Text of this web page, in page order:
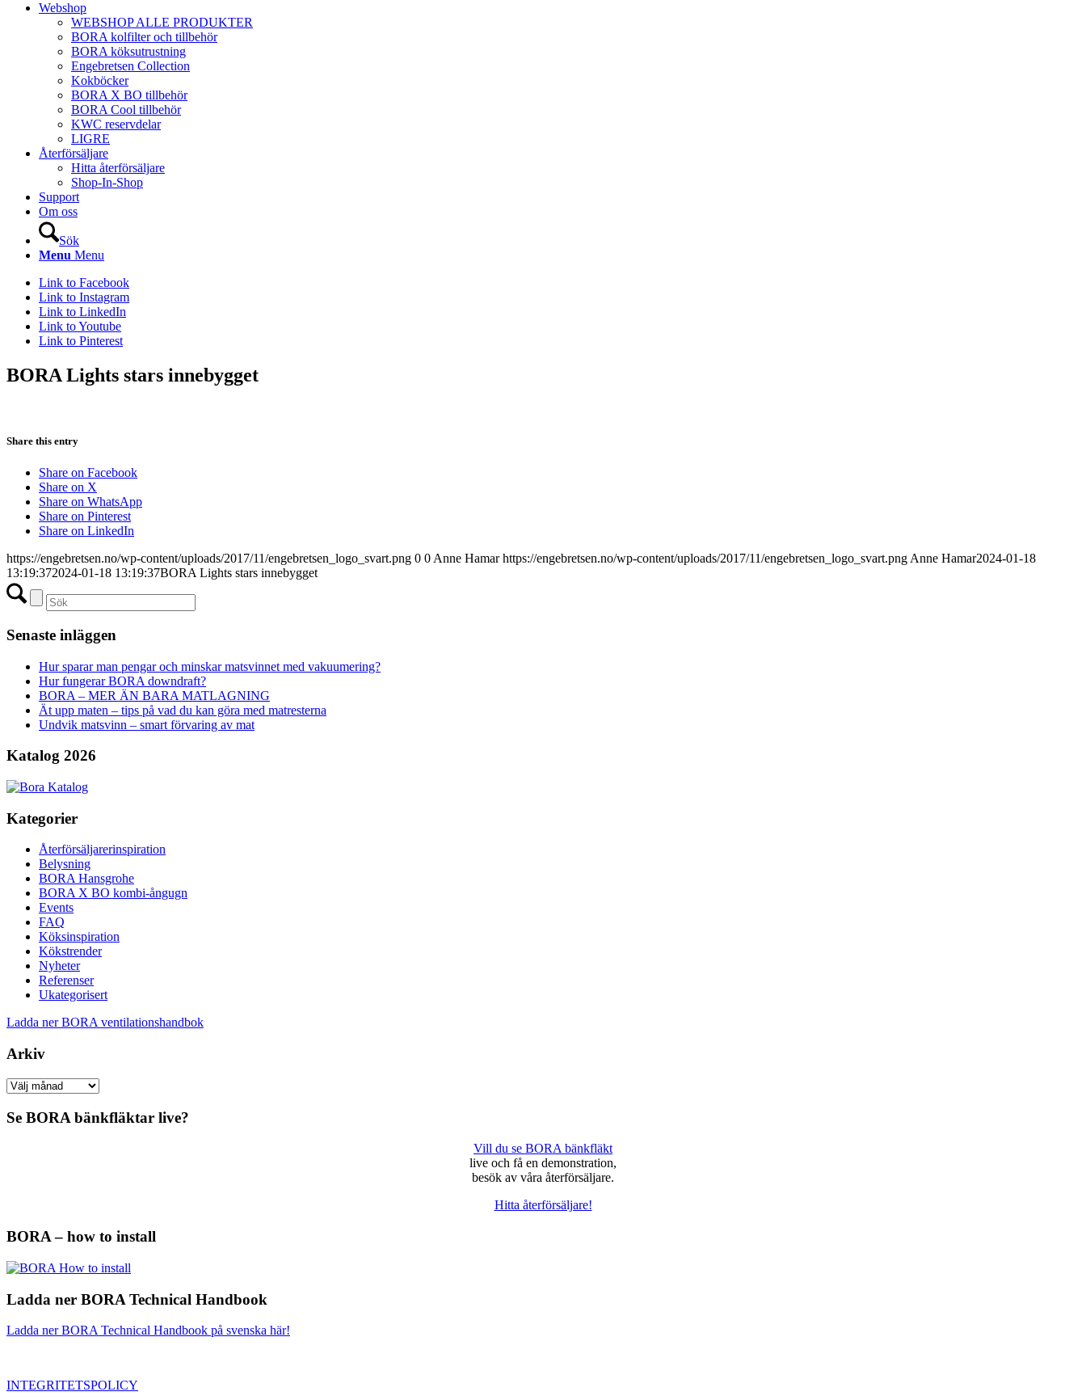
Webshop
WEBSHOP ALLE PRODUKTER
BORA kolfilter och tillbehör
BORA köksutrustning
Engebretsen Collection
Kokböcker
BORA X BO tillbehör
BORA Cool tillbehör
KWC reservdelar
LIGRE
Återförsäljare
Hitta återförsäljare
Shop-In-Shop
Support
Om oss
Sök
Menu Menu
Link to Facebook
Link to Instagram
Link to LinkedIn
Link to Youtube
Link to Pinterest
BORA Lights stars innebygget
Share this entry
Share on Facebook
Share on X
Share on WhatsApp
Share on Pinterest
Share on LinkedIn
https://engebretsen.no/wp-content/uploads/2017/11/engebretsen_logo_svart.png 0 0 Anne Hamar https://engebretsen.no/wp-content/uploads/2017/11/engebretsen_logo_svart.png Anne Hamar2024-01-18
13:19:372024-01-18 13:19:37BORA Lights stars innebygget
Senaste inläggen
Hur sparar man pengar och minskar matsvinnet med vakuumering?
Hur fungerar BORA downdraft?
BORA – MER ÄN BARA MATLAGNING
Ät upp maten – tips på vad du kan göra med matresterna
Undvik matsvinn – smart förvaring av mat
Katalog 2026
Kategorier
Återförsäljarerinspiration
Belysning
BORA Hansgrohe
BORA X BO kombi-ångugn
Events
FAQ
Köksinspiration
Kökstrender
Nyheter
Referenser
Ukategorisert
Ladda ner BORA ventilationshandbok
Arkiv
Arkiv
Se BORA bänkfläktar live?
Vill du se BORA bänkfläkt
live och få en demonstration,
besök av våra återförsäljare.
Hitta återförsäljare!
BORA – how to install
Ladda ner BORA Technical Handbook
Ladda ner BORA Technical Handbook på svenska här!
INTEGRITETSPOLICY